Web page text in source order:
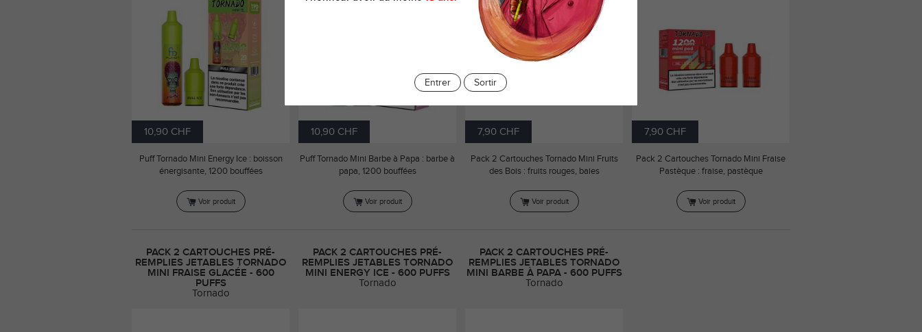
Entrer Sortir
10,90 CHF
Puff Tornado Mini Energy Ice : boisson
énergisante, 1200 bouffées
Voir produit
10,90 CHF
Puff Tornado Mini Barbe à Papa : barbe à
papa, 1200 bouffées
Voir produit
7,90 CHF
Pack 2 Cartouches Tornado Mini Fruits
des Bois : fruits rouges, baies
Voir produit
7,90 CHF
Pack 2 Cartouches Tornado Mini Fraise
Pastèque : fraise, pastèque
Voir produit
PACK 2 CARTOUCHES PRÉ-
REMPLIES JETABLES TORNADO
MINI FRAISE GLACÉE - 600
PUFFS
Tornado
PACK 2 CARTOUCHES PRÉ-
REMPLIES JETABLES TORNADO
MINI ENERGY ICE - 600 PUFFS
Tornado
PACK 2 CARTOUCHES PRÉ-
REMPLIES JETABLES TORNADO
MINI BARBE À PAPA - 600 PUFFS
Tornado